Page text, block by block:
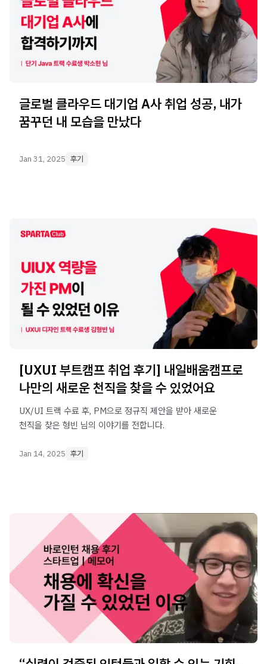
글로벌 클라우드 대기업 A사 취업 성공, 내가
꿈꾸던 내 모습을 만났다
Jan 31, 2025 후기
[UXUI 부트캠프 취업 후기] 내일배움캠프로
나만의 새로운 천직을 찾을 수 있었어요
UX/UI 트랙 수료 후, PM으로 정규직 제안을 받아 새로운
천직을 찾은 형빈 님의 이야기를 전합니다.
Jan 14, 2025 후기